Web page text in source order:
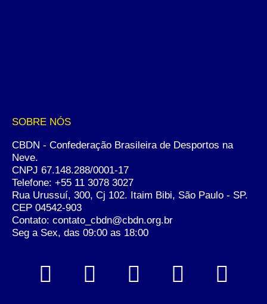
SOBRE NÓS
CBDN - Confederação Brasileira de Desportos na
Neve.
CNPJ 67.148.288/0001-17
Telefone: +55 11 3078 3027
Rua Urussuí, 300, Cj 102. Itaim Bibi, São Paulo - SP.
CEP 04542-903
Contato: contato_cbdn@cbdn.org.br
Seg a Sex, das 09:00 as 18:00